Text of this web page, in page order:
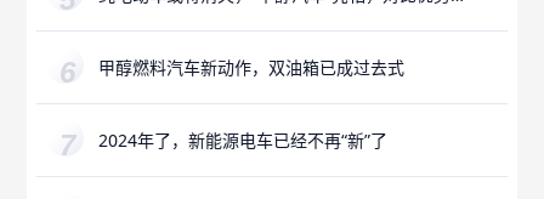
甲醇燃料汽车新动作，双油箱已成过去式
2024年了，新能源电车已经不再“新”了